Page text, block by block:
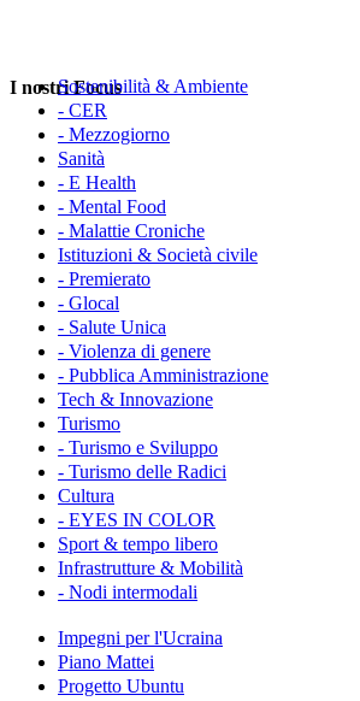
I nostri Focus
Sostenibilità & Ambiente
- CER
- Mezzogiorno
Sanità
- E Health
- Mental Food
- Malattie Croniche
Istituzioni & Società civile
- Premierato
- Glocal
- Salute Unica
- Violenza di genere
- Pubblica Amministrazione
Tech & Innovazione
Turismo
- Turismo e Sviluppo
- Turismo delle Radici
Cultura
- EYES IN COLOR
Sport & tempo libero
Infrastrutture & Mobilità
- Nodi intermodali
Impegni per l'Ucraina
Piano Mattei
Progetto Ubuntu